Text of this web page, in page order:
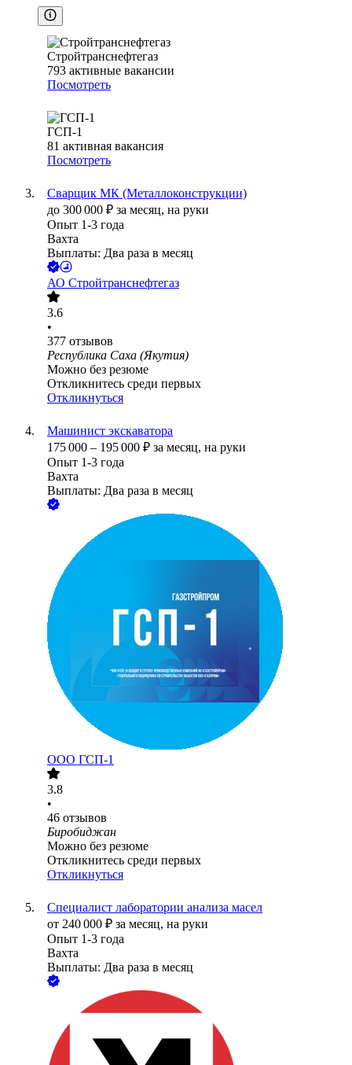
Стройтранснефтегаз
793 активные вакансии
Посмотреть
ГСП-1
81 активная вакансия
Посмотреть
Сварщик МК (Металлоконструкции)
до 300 000 ₽ за месяц, на руки
Опыт 1-3 года
Вахта
Выплаты: Два раза в месяц
АО Стройтранснефтегаз
3.6
•
377 отзывов
Республика Саха (Якутия)
Можно без резюме
Откликнитесь среди первых
Откликнуться
Машинист экскаватора
175 000 – 195 000 ₽ за месяц, на руки
Опыт 1-3 года
Вахта
Выплаты: Два раза в месяц
ООО ГСП-1
3.8
•
46 отзывов
Биробиджан
Можно без резюме
Откликнитесь среди первых
Откликнуться
Специалист лаборатории анализа масел
от 240 000 ₽ за месяц, на руки
Опыт 1-3 года
Вахта
Выплаты: Два раза в месяц